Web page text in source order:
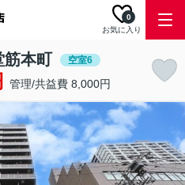
お気に入り
0
筋本町 空室6
管理/共益費 8,000円